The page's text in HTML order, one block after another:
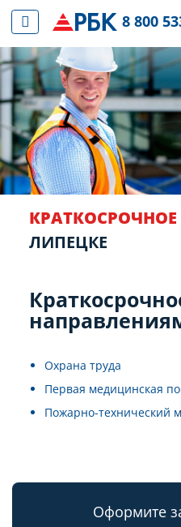
ЛИПЕЦКЕ
Охрана труда
Первая медицинская
Пожарно-технический
Оформите
8 800